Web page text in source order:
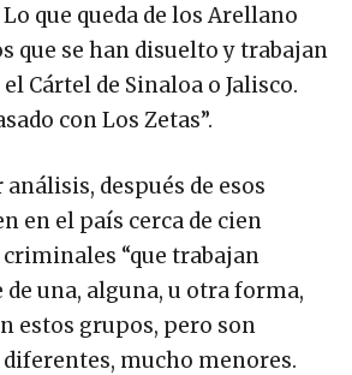
que queda de los Arellano
que se han disuelto y trabajan
Cártel de Sinaloa o Jalisco.
con Los Zetas”.
después de esos
en el país cerca de cien
“que trabajan
una, alguna, u otra forma,
estos grupos, pero son
mucho menores.